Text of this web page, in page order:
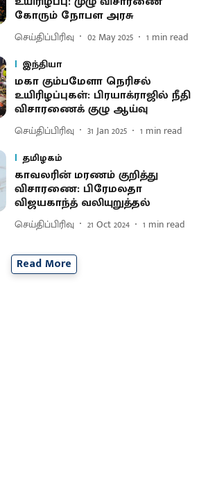
கோரும் நோபள அரசு
செய்திப்பிரிவு 02 May 2025 1 min read
இந்தியா
மகா கும்பமேளா நெரிசல்
உயிரிழப்புகள்: பிரயாக்ராஜில் நீதி
விசாரணைக் குழு ஆய்வு
செய்திப்பிரிவு 31 Jan 2025 1 min read
தமிழகம்
காவலரின் மரணம் குறித்து
விசாரணை: பிரேமலதா
விஜயகாந்த் வலியுறுத்தல்
செய்திப்பிரிவு 21 Oct 2024 1 min read
Read More